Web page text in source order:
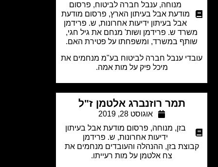
ענבל חברה לביטוח,פרסום
מודעת אבל בעיתון הארץ,פרסום מודעת
אבל בעיתון ידיעות אחרונות,ש. פרידמן
ש. פרידמן ושות' מנחם את גיל חגי,
במשרד, ומשפחתו על פטירת האם.
ענבל חברה לביטוח בע"מ מנחמים את
מיכל פיק על מות אמה.
תמר רוזנברג אלטמן ז"ל
אוגוסט 28, 2019
בזן,מנוחה, פרסום מודעת אבל בעיתון
ידיעות אחרונות,ש. פרידמן
בזן, ההנהלה והעובדים מנחמים את
צח אלטמן על מות רעייתו.